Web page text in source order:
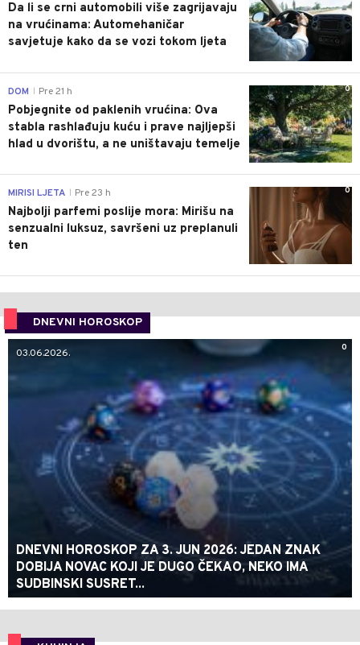
Da li se crni automobili više zagrijavaju
na vrućinama: Automehaničar
savjetuje kako da se vozi tokom ljeta
0
DOM Pre 21 h
Pobjegnite od paklenih vrućina: Ova
stabla rashlađuju kuću i prave najljepši
hlad u dvorištu, a ne uništavaju temelje
0
MIRISI LJETA Pre 23 h
Najbolji parfemi poslije mora: Mirišu na
senzualni luksuz, savršeni uz preplanuli
ten
DNEVNI HOROSKOP
0
03.06.2026.
DNEVNI HOROSKOP ZA 3. JUN 2026: JEDAN ZNAK
DOBIJA NOVAC KOJI JE DUGO ČEKAO, NEKO IMA
SUDBINSKI SUSRET...